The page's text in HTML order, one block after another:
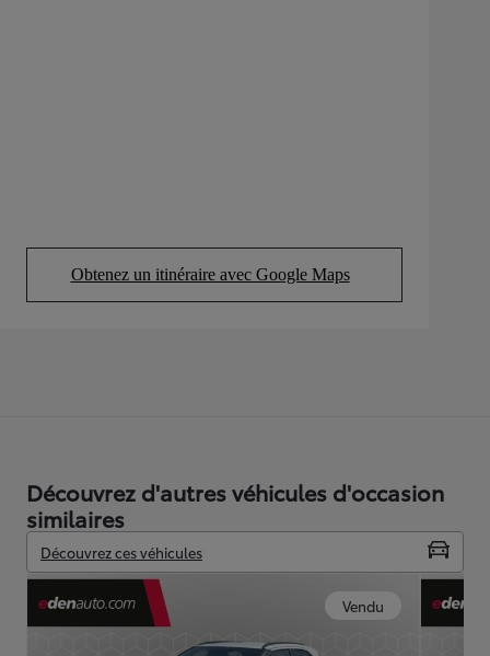
Obtenez un itinéraire avec Google Maps
(Opens in new tab)
Découvrez d'autres véhicules d'occasion
similaires
Découvrez ces véhicules
Vendu